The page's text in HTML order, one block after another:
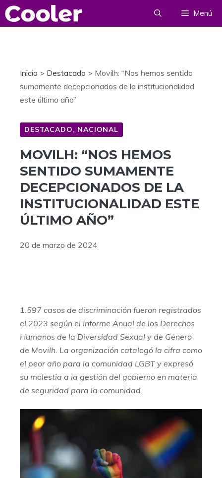
Saltar
al
Menú
Inicio > Destacado > Movilh: “Nos hemos sentido
sumamente decepcionados de la institucionalidad
este último año”
DESTACADO, NACIONAL
MOVILH: “NOS HEMOS
SENTIDO SUMAMENTE
DECEPCIONADOS DE LA
INSTITUCIONALIDAD ESTE
ÚLTIMO AÑO”
20 de marzo de 2024
1.597 casos de discriminación fueron registrados
el 2023 según el Informe Anual de los Derechos
Humanos de la Diversidad Sexual y de Género
de Movilh. La organización catalogó la cifra como
el peor año para la comunidad LGBT y expresó
su molestia a la gestión del gobierno en materia
de seguridad para la comunidad.